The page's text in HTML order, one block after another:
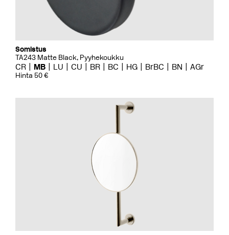
Somistus
TA243 Matte Black, Pyyhekoukku
CR MB LU CU BR BC HG BrBC BN AGr
Hinta 50 €